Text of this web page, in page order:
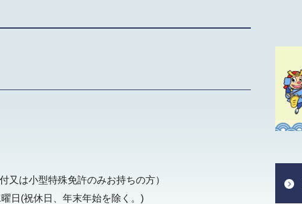
又は小型特殊免許のみお持ちの方）
日(祝休日、年末年始を除く。)